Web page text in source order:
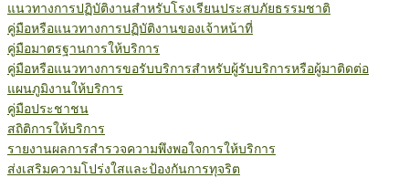
แนวทางการปฏิบัติงานสำหรับโรงเรียนประสบภัยธรรมชาติ
คู่มือหรือแนวทางการปฏิบัติงานของเจ้าหน้าที่
คู่มือมาตรฐานการให้บริการ
คู่มือหรือแนวทางการขอรับบริการสำหรับผู้รับบริการหรือผู้มาติดต่อ
แผนภูมิงานให้บริการ
คู่มือประชาชน
สถิติการให้บริการ
รายงานผลการสำรวจความพึงพอใจการให้บริการ
ส่งเสริมความโปร่งใสและป้องกันการทุจริต